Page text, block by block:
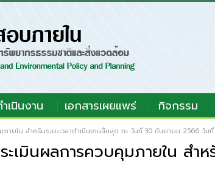
เนินงาน เอกสารเผยแพร่ กิจกรรม
ภายใน สำหรับระยะเวลาดำเนินงานสิ้นสุด ณ วันที่ 30 กันยายน 2566 วั
ะเมินผลการควบคุมภายใน ส